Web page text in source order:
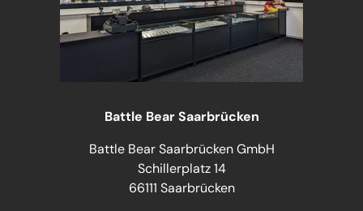
Battle Bear Saarbrücken
Battle Bear Saarbrücken GmbH
Schillerplatz 14
66111 Saarbrücken